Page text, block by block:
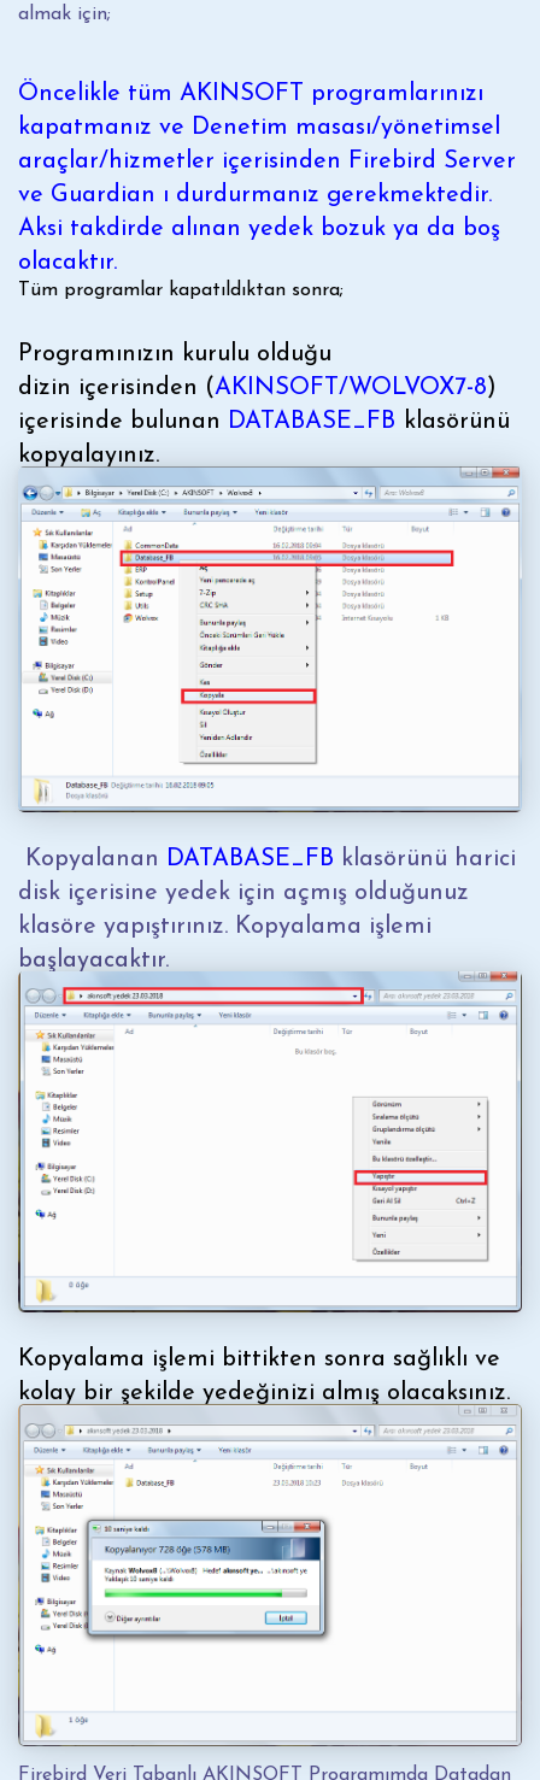
almak için;
Öncelikle tüm AKINSOFT programlarınızı
kapatmanız ve Denetim masası/yönetimsel
araçlar/hizmetler içerisinden Firebird Server
ve Guardian ı durdurmanız gerekmektedir.
Aksi takdirde alınan yedek bozuk ya da boş
olacaktır.
Tüm programlar kapatıldıktan sonra;
Programınızın kurulu olduğu
dizin içerisinden (AKINSOFT/WOLVOX7-8)
içerisinde bulunan DATABASE_FB klasörünü
kopyalayınız.
Kopyalanan DATABASE_FB klasörünü harici
disk içerisine yedek için açmış olduğunuz
klasöre yapıştırınız. Kopyalama işlemi
başlayacaktır.
Kopyalama işlemi bittikten sonra sağlıklı ve
kolay bir şekilde yedeğinizi almış olacaksınız.
Firebird Veri Tabanlı AKINSOFT Programımda Datadan